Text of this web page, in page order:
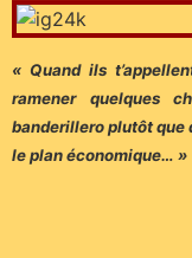
« Quand ils
ramener quelques
banderillero plutôt que
le plan économique… »